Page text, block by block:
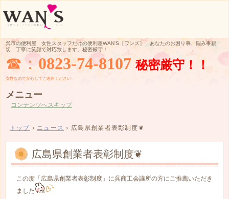
呉市の便利屋 女性スタッフだけの便利屋WAN'S［ワンズ］ あなたのお困り事、悩み事親
切、丁寧に笑顔で対応致します。秘密厳守！
☎： 0823-74-8107 秘密厳守！！
女性なので安心してご連絡ください
メニュー
コンテンツへスキップ
トップ › ニュース › 広島県創業者表彰制度❦
広島県創業者表彰制度❦
この度「広島県創業者表彰制度」に呉商工会議所の方にご推薦いただき
ました